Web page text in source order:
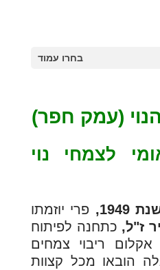
בחרו עמוד
הנוי (עמק חפר)
לצמחי נוי
פרי יוזמתו
ז"ל, כתחנה לפיתוח
אקלום ריבוי צמחים
הובאו מכל קצוות